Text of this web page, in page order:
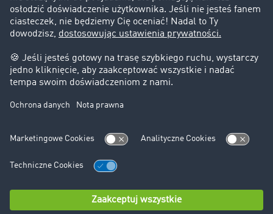
Impressum
OWU
Ochrona danych
Ustawienia plików cookies